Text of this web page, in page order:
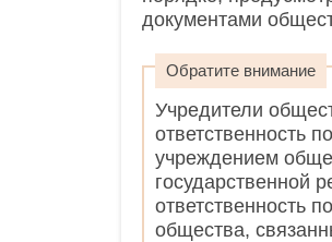
документами
Обратите внимание
Учредители
ответственность
учреждением
государственной
ответственность
общества,